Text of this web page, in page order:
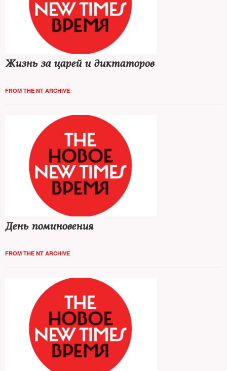
Жизнь за царей и диктаторов
FROM THE NT ARCHIVE
День поминовения
FROM THE NT ARCHIVE